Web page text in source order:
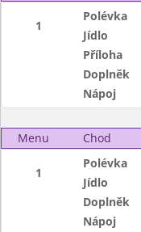
1
Polévka
Jídlo
Příloha
Doplněk
Nápoj
Menu Chod
1
Polévka
Jídlo
Doplněk
Nápoj